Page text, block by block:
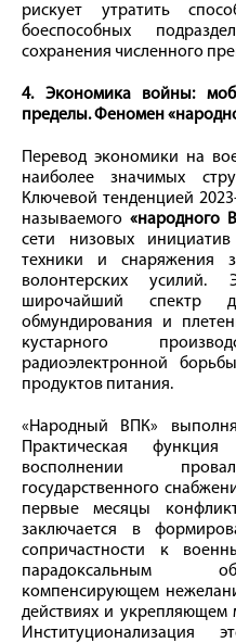
рискует утратить
боеспособных
сохранения численного
4. Экономика войны:
пределы. Феномен
Перевод экономики на
наиболее значимых
Ключевой тенденцией
называемого«народного
сети низовых
техники и снаряжения
волонтерских усилий.
широчайший спектр
обмундирования и
кустарного
радиоэлектронной
продуктов питания.
«Народный ВПК»
Практическая
восполнении
государственного
первые месяцы
заключается в
сопричастности к
парадоксальным
компенсирующем
действиях и укрепляющем
Институционализация